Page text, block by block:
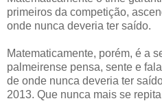
primeiros da competição,
onde nunca deveria ter saído.
Matematicamente, porém, é a
palmeirense pensa, sente e
de onde nunca deveria ter
2013. Que nunca mais se